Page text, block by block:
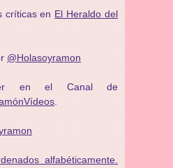
críticas en El Heraldo del
@Holasoyramon
en el Canal de
alfabéticamente.